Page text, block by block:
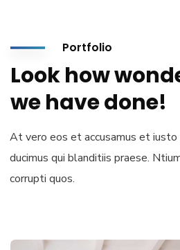
Portfolio
Look how
we have done!
At vero eos et accusamus et iusto
ducimus qui blanditiis praese.
corrupti quos.